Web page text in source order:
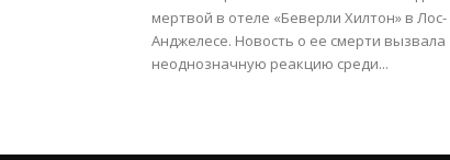
мертвой в отеле «Беверли Хилтон» в Лос-
Анджелесе. Новость о ее смерти вызвала
неоднозначную реакцию среди...